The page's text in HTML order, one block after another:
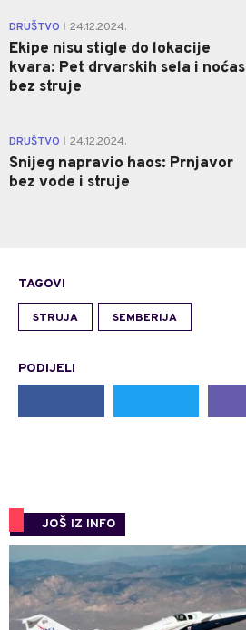
DRUŠTVO 24.12.2024.
Ekipe nisu stigle do lokacije
kvara: Pet drvarskih sela i noćas
bez struje
DRUŠTVO 24.12.2024.
Snijeg napravio haos: Prnjavor
bez vode i struje
TAGOVI
STRUJA SEMBERIJA
PODIJELI
JOŠ IZ INFO